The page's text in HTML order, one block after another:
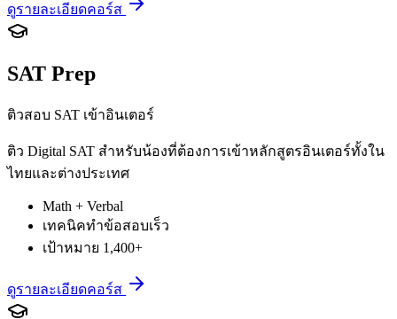
ดูรายละเอียดคอร์ส
SAT Prep
ติวสอบ SAT เข้าอินเตอร์
ติว Digital SAT สำหรับน้องที่ต้องการเข้าหลักสูตรอินเตอร์ทั้งใน
ไทยและต่างประเทศ
Math + Verbal
เทคนิคทำข้อสอบเร็ว
เป้าหมาย 1,400+
ดูรายละเอียดคอร์ส